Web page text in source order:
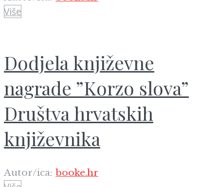
Više
Dodjela književne
nagrade ”Korzo slova”
Društva hrvatskih
književnika
Autor/ica: booke.hr